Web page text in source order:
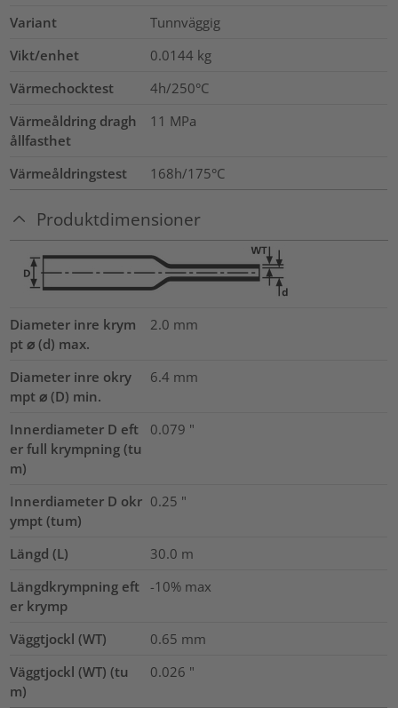
Variant
Tunnväggig
Vikt/enhet
0.0144 kg
Värmechocktest
4h/250°C
Värmeåldring dragh
ållfasthet
11 MPa
Värmeåldringstest 168h/175°C
Produktdimensioner
Diameter inre krym
pt ⌀ (d) max.
2.0 mm
Diameter inre okry
mpt ⌀ (D) min.
6.4 mm
Innerdiameter D eft
er full krympning (tu
m)
0.079 "
Innerdiameter D okr
ympt (tum)
0.25 "
Längd (L) 30.0 m
Längdkrympning eft
er krymp
-10% max
Väggtjockl (WT) 0.65 mm
Väggtjockl (WT) (tu
m)
0.026 "